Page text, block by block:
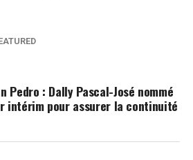
Pedro : Dally Pascal-José nommé
intérim pour assurer la continuité